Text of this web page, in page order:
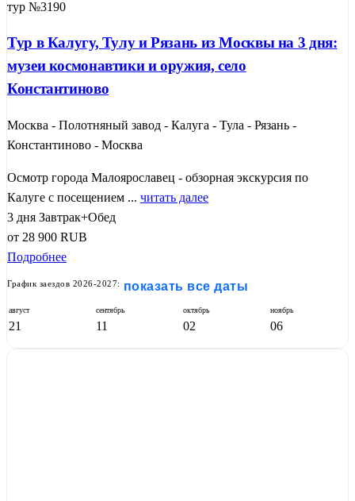
тур №3190
Тур в Калугу, Тулу и Рязань из Москвы на 3 дня:
музеи космонавтики и оружия, село
Константиново
Москва - Полотняный завод - Калуга - Тула - Рязань -
Константиново - Москва
Осмотр города Малоярославец - обзорная экскурсия по
Калуге с посещением ... читать далее
3 дня Завтрак+Обед
от 28 900 RUB
Подробнее
График заездов 2026-2027: показать все даты
август
21
сентябрь
11
октябрь
02
ноябрь
06